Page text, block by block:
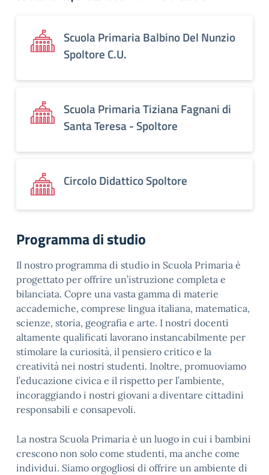
Scuola Primaria Balbino Del Nunzio
Spoltore C.U.
Scuola Primaria Tiziana Fagnani di
Santa Teresa - Spoltore
Circolo Didattico Spoltore
Programma di studio
Il nostro programma di studio in Scuola Primaria è
progettato per offrire un’istruzione completa e
bilanciata. Copre una vasta gamma di materie
accademiche, comprese lingua italiana, matematica,
scienze, storia, geografia e arte. I nostri docenti
altamente qualificati lavorano instancabilmente per
stimolare la curiosità, il pensiero critico e la
creatività nei nostri studenti. Inoltre, promuoviamo
l’educazione civica e il rispetto per l’ambiente,
incoraggiando i nostri giovani a diventare cittadini
responsabili e consapevoli.
La nostra Scuola Primaria è un luogo in cui i bambini
crescono non solo come studenti, ma anche come
individui. Siamo orgogliosi di offrire un ambiente di